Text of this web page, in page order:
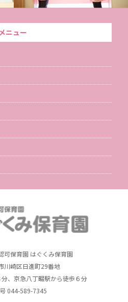
メニュー
保育園 はぐくみ保育園
崎区日進町29番地
、京急八丁畷駅から徒歩６分
044-589-7345